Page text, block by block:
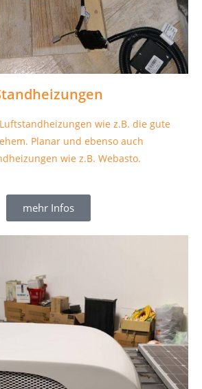
wie z.B. die gute
Planar und ebenso auch
wie z.B. Webasto.
mehr Infos